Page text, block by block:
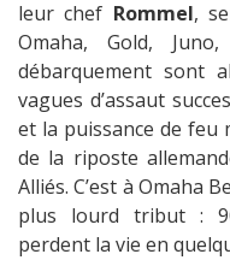
leur chef Rommel,
Omaha, Gold,
débarquement sont
vagues d’assaut
et la puissance de
de la riposte
Alliés. C’est à Omaha
plus lourd tribut :
perdent la vie en